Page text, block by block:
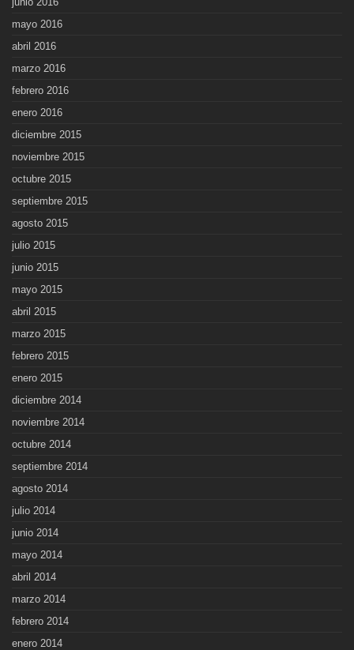
mayo 2016
abril 2016
marzo 2016
febrero 2016
enero 2016
diciembre 2015
noviembre 2015
octubre 2015
septiembre 2015
agosto 2015
julio 2015
junio 2015
mayo 2015
abril 2015
marzo 2015
febrero 2015
enero 2015
diciembre 2014
noviembre 2014
octubre 2014
septiembre 2014
agosto 2014
julio 2014
junio 2014
mayo 2014
abril 2014
marzo 2014
febrero 2014
enero 2014